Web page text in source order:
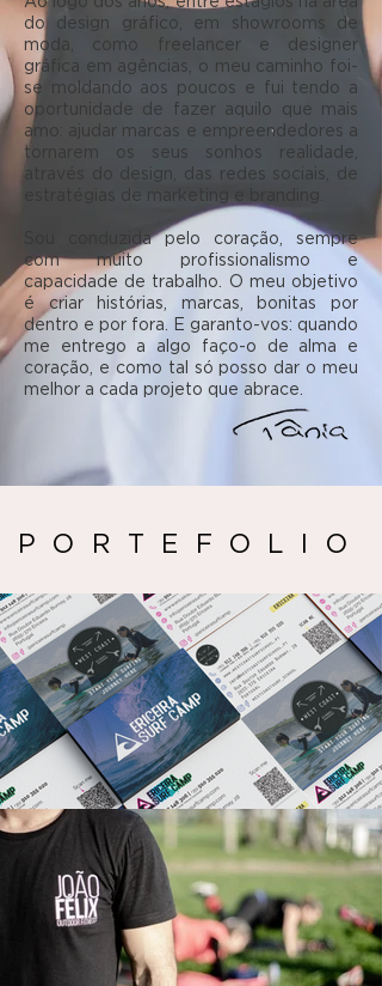
do design gráfico, em showrooms de
moda, como freelancer e designer
gráfica em agências, o meu caminho foi-
se moldando aos poucos e fui tendo a
oportunidade de fazer aquilo que mais
amo: ajudar marcas e empreendedores a
tornarem os seus sonhos realidade,
através do design, das redes sociais, de
estratégias de marketing e branding.
Sou conduzida pelo coração, sempre
com muito profissionalismo e
capacidade de trabalho. O meu objetivo
é criar histórias, marcas, bonitas por
dentro e por fora. E garanto-vos: quando
me entrego a algo faço-o de alma e
coração, e como tal só posso dar o meu
melhor a cada projeto que abrace.​
PORTEFOLIO